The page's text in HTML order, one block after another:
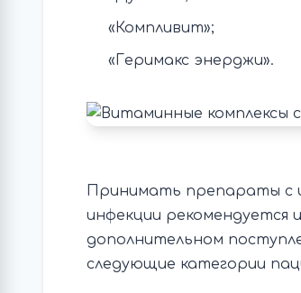
«Компливит»;
«Геримакс энерджи».
Принимать препараты с
инфекции рекомендуется
дополнительном
следующие категории